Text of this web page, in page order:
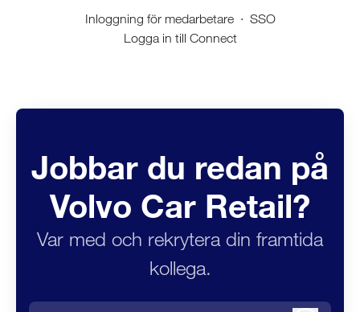
Inloggning för medarbetare · SSO
Logga in till Connect
Jobbar du redan på
Volvo Car Retail?
Var med och rekrytera din framtida
kollega.